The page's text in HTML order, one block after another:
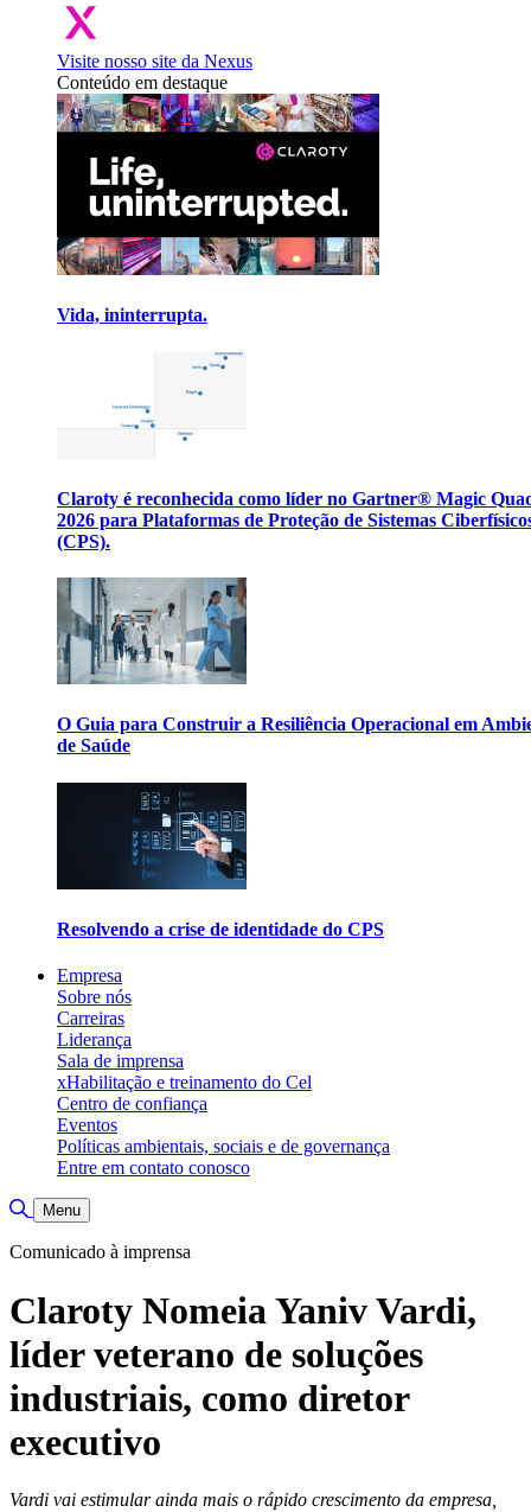
Visite nosso site da Nexus
Conteúdo em destaque
Vida, ininterrupta.
Claroty é reconhecida como líder no Gartner® Magic
2026 para Plataformas de Proteção de Sistemas
(CPS).
O Guia para Construir a Resiliência Operacional em
de Saúde
Resolvendo a crise de identidade do CPS
Empresa
Sobre nós
Carreiras
Liderança
Sala de imprensa
xHabilitação e treinamento do Cel
Centro de confiança
Eventos
Políticas ambientais, sociais e de governança
Entre em contato conosco
Alternar pesquisa
Menu
Comunicado à imprensa
Claroty Nomeia Yaniv Vardi,
líder veterano de soluções
industriais, como diretor
executivo
Vardi vai estimular ainda mais o rápido crescimento da empresa,